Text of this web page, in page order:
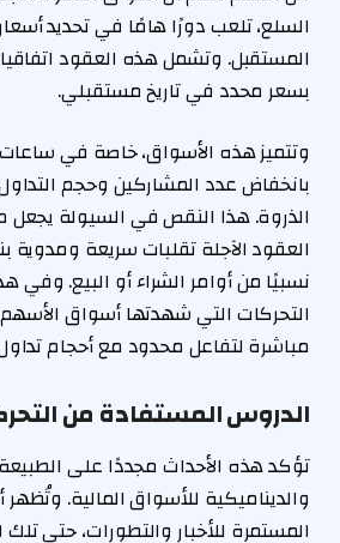
السلع، تلعب دورًا هامًا في تحديد
المستقبل. وتشمل هذه العقود
بسعر محدد في تاريخ مستقبلي.
وتتميز هذه الأسواق، خاصة في ساعات
بانخفاض عدد المشاركين وحجم
الذروة. هذا النقص في السيولة
العقود الآجلة تقلبات سريعة ومدوية
نسبيًا من أوامر الشراء أو البيع. وفي
التحركات التي شهدتها أسواق
مباشرة لتفاعل محدود مع أحجام
الدروس المستفادة من
تؤكد هذه الأحداث مجددًا على
والديناميكية للأسواق المالية. وتُظهر
المستمرة للأخبار والتطورات، حتى تلك